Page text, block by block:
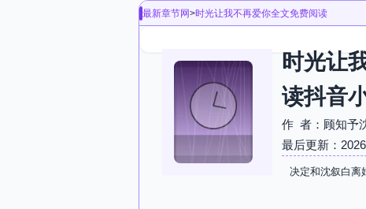
最新章节网>时光让我不再爱你全文免费阅读
时光让
读抖音
作 者：顾知予
最后更新：
决定和沈叙白离